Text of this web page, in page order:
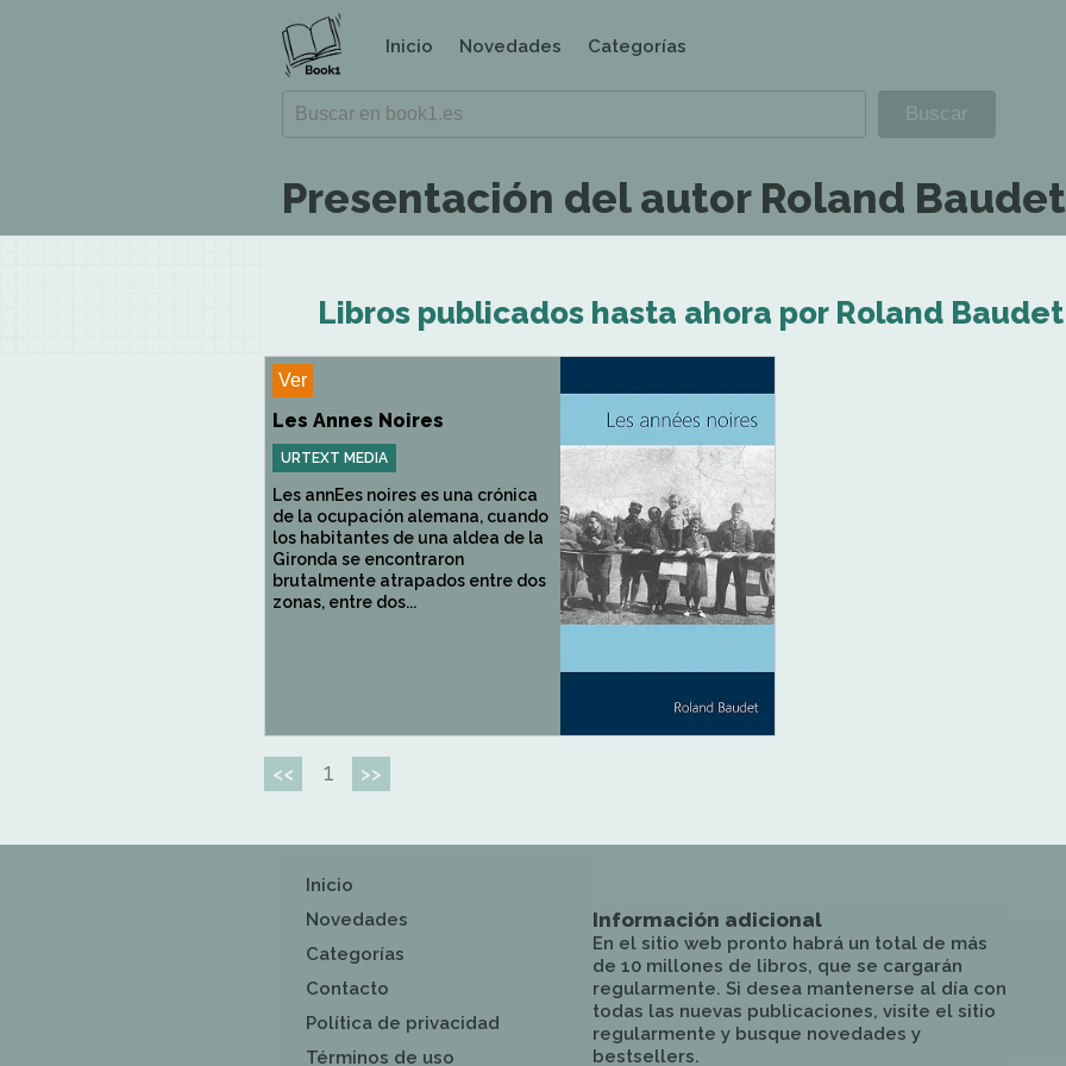
Inicio Novedades Categorías
Presentación del autor Roland
Libros publicados hasta ahora por Roland
Ver
Les Annes Noires
URTEXT MEDIA
Les annEes noires es una crónica
de la ocupación alemana, cuando
los habitantes de una aldea de la
Gironda se encontraron
brutalmente atrapados entre dos
zonas, entre dos...
<< 1 >>
Inicio
Novedades
Categorías
Contacto
Política de privacidad
Términos de uso
Información adicional
En el sitio web pronto habrá un total de más
de 10 millones de libros, que se cargarán
regularmente. Si desea mantenerse al día con
todas las nuevas publicaciones, visite el sitio
regularmente y busque novedades y
bestsellers.